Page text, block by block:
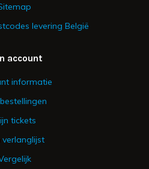
levering België
account
informatie
tickets
verlanglijst